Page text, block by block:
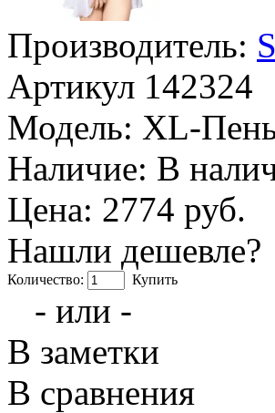
Производитель:
Артикул 142324
Модель: XL-
Наличие: В
Цена: 2774 руб.
Нашли дешевле?
Количество: Купить
- или -
В заметки
В сравнения